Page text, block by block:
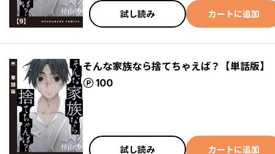
試し読み カートに追加
そんな家族なら捨てちゃえば？【単話版
100
ポイント
試し読み カートに追加